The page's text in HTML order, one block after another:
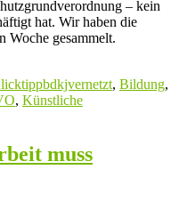
– kein
hat. Wir haben die
Woche gesammelt.
der
Schlagwörter
bdkjvernetzt, Bildung,
, Künstliche
muss